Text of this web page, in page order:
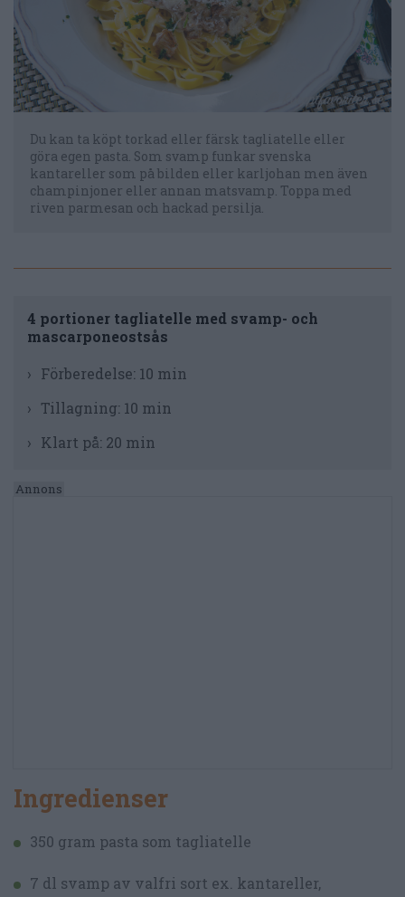
Du kan ta köpt torkad eller färsk tagliatelle eller
göra egen pasta. Som svamp funkar svenska
kantareller som på bilden eller karljohan men även
champinjoner eller annan matsvamp. Toppa med
riven parmesan och hackad persilja.
4 portioner tagliatelle med svamp- och
mascarponeostsås
Förberedelse: 10 min
Tillagning: 10 min
Klart på: 20 min
Ingredienser
350 gram pasta som tagliatelle
7 dl svamp av valfri sort ex. kantareller,